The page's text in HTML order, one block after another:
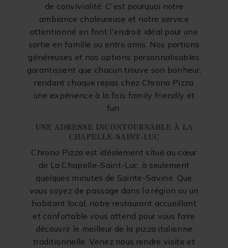
de convivialité. C'est pourquoi notre
ambiance chaleureuse et notre service
attentionné en font l'endroit idéal pour une
sortie en famille ou entre amis. Nos portions
généreuses et nos options personnalisables
garantissent que chacun trouve son bonheur,
rendant chaque repas chez Chrono Pizza
une expérience à la fois family friendly et
fun.
UNE ADRESSE INCONTOURNABLE À LA
CHAPELLE-SAINT-LUC
Chrono Pizza est idéalement situé au cœur
de La Chapelle-Saint-Luc, à seulement
quelques minutes de Sainte-Savine. Que
vous soyez de passage dans la région ou un
habitant local, notre restaurant accueillant
et confortable vous attend pour vous faire
découvrir le meilleur de la pizza italienne
traditionnelle. Venez nous rendre visite et